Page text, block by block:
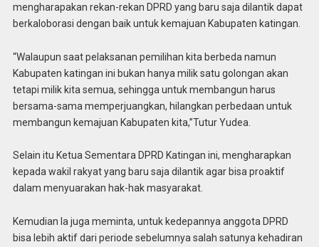
mengharapakan rekan-rekan DPRD yang baru saja dilantik dapat
berkaloborasi dengan baik untuk kemajuan Kabupaten katingan.
“Walaupun saat pelaksanan pemilihan kita berbeda namun
Kabupaten katingan ini bukan hanya milik satu golongan akan
tetapi milik kita semua, sehingga untuk membangun harus
bersama-sama memperjuangkan, hilangkan perbedaan untuk
membangun kemajuan Kabupaten kita,”Tutur Yudea.
Selain itu Ketua Sementara DPRD Katingan ini, mengharapkan
kepada wakil rakyat yang baru saja dilantik agar bisa proaktif
dalam menyuarakan hak-hak masyarakat.
Kemudian Ia juga meminta, untuk kedepannya anggota DPRD
bisa lebih aktif dari periode sebelumnya salah satunya kehadiran